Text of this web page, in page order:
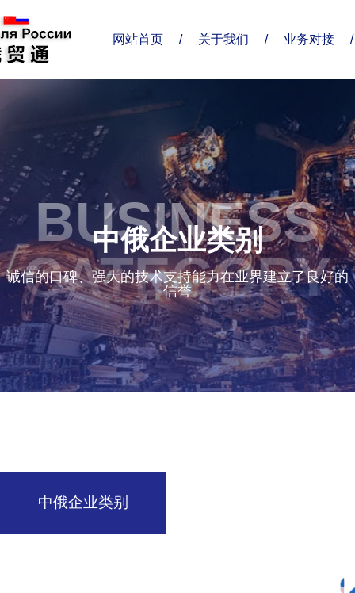
网站首页 / 关于我们 /
关于我们
了解俄
精准服务 企业优势
企业形象
业务对接 /
业务对接
合作伙伴
联系我们
分支机构
给我留言
BUSINESS
CATEGORY
中俄企业类别
诚信的口碑、强大的技术支持能力在业界建立了良好的
信誉
中俄企业类别